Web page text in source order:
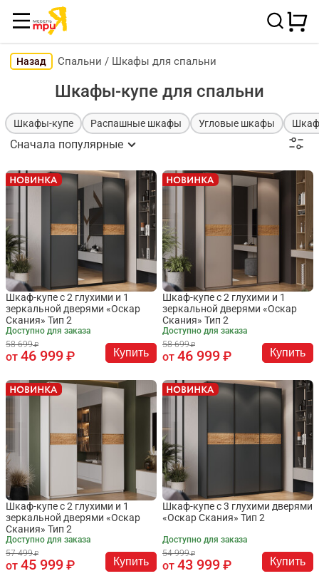
Назад Спальни / Шкафы для спальни
Шкафы-купе для спальни
Шкафы-купе Распашные шкафы Угловые шкафы
Сначала популярные
Шкаф-купе с 2 глухими и 1
зеркальной дверями «Оскар
Скания» Тип 2
Доступно для заказа
58 699
от 46 999 Купить
Шкаф-купе с 2 глухими и 1
зеркальной дверями «Оскар
Скания» Тип 2
Доступно для заказа
58 699
от 46 999 Купить
Шкаф-купе с 2 глухими и 1
зеркальной дверями «Оскар
Скания» Тип 2
Доступно для заказа
57 499
от 45 999 Купить
Шкаф-купе с 3 глухими дверями
«Оскар Скания» Тип 2
Доступно для заказа
54 999
от 43 999 Купить